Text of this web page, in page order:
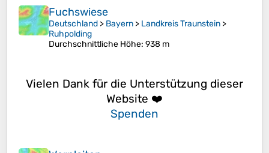
Fuchswiese
Deutschland > Bayern > Landkreis Traunstein >
Ruhpolding
Durchschnittliche Höhe: 938 m
Vielen Dank für die Unterstützung dieser
Website ❤️
Spenden